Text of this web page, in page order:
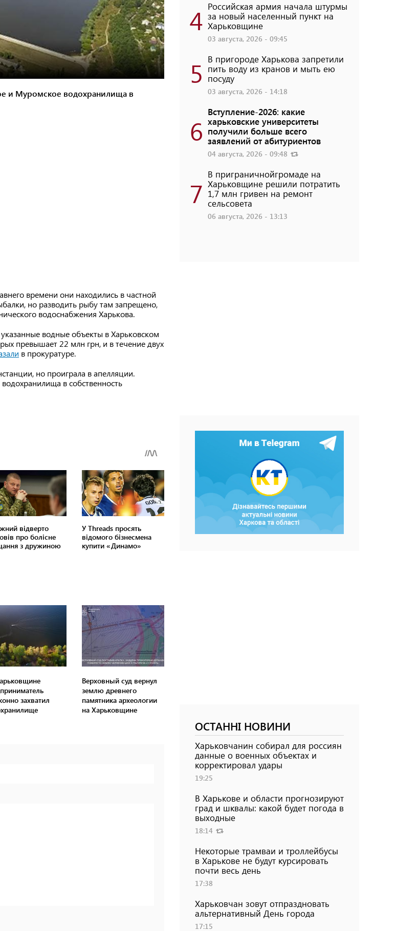
и Муромское водохранилища в
времени они находились в частной
но разводить рыбу там запрещено,
водоснабжения Харькова.
водные объекты в Харьковском
превышает 22 млн грн, и в течение двух
в прокуратуре.
но проиграла в апелляции.
в собственность
захватил
Верховный суд вернул
землю древнего
памятника археологии
на Харьковщине
4 Российская армия начала штурмы
за новый населенный пункт на
Харьковщине
03 августа, 2026 - 09:45
5 В пригороде Харькова запретили
пить воду из кранов и мыть ею
посуду
03 августа, 2026 - 14:18
6
Вступление-2026: какие
харьковские университеты
получили больше всего
заявлений от абитуриентов
04 августа, 2026 - 09:48
7
В приграничнойгромаде на
Харьковщине решили потратить
1,7 млн ​​гривен на ремонт
сельсовета
06 августа, 2026 - 13:13
ОСТАННІ НОВИНИ
Харьковчанин собирал для россиян
данные о военных объектах и ​​
корректировал удары
19:25
В Харькове и области прогнозируют
град и шквалы: какой будет погода в
выходные
18:14
Некоторые трамваи и троллейбусы
в Харькове не будут курсировать
почти весь день
17:38
Харьковчан зовут отпраздновать
альтернативный День города
17:15